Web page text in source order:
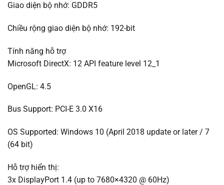
Giao diện bộ nhớ: GDDR5
Chiều rộng giao diện bộ nhớ: 192-bit
Tính năng hỗ trợ
Microsoft DirectX: 12 API feature level 12_1
OpenGL: 4.5
Bus Support: PCI-E 3.0 X16
OS Supported: Windows 10 (April 2018 update or later / 7
(64 bit)
Hỗ trợ hiển thị:
3x DisplayPort 1.4 (up to 7680×4320 @ 60Hz)